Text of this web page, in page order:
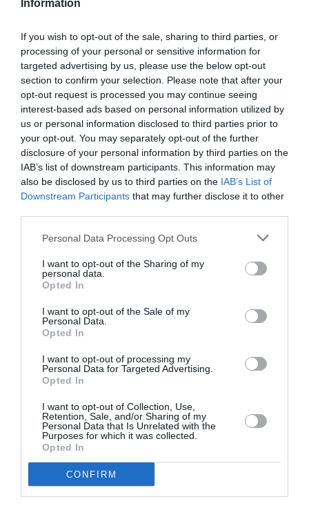
Information
If you wish to opt-out of the sale, sharing to third parties, or
processing of your personal or sensitive information for
targeted advertising by us, please use the below opt-out
section to confirm your selection. Please note that after your
opt-out request is processed you may continue seeing
interest-based ads based on personal information utilized by
us or personal information disclosed to third parties prior to
your opt-out. You may separately opt-out of the further
disclosure of your personal information by third parties on the
IAB’s list of downstream participants. This information may
also be disclosed by us to third parties on the IAB’s List of
Downstream Participants that may further disclose it to other
Personal Data Processing Opt Outs
I want to opt-out of the Sharing of my
personal data.
Opted In
I want to opt-out of the Sale of my
Personal Data.
Opted In
I want to opt-out of processing my
Personal Data for Targeted Advertising.
Opted In
I want to opt-out of Collection, Use,
Retention, Sale, and/or Sharing of my
Personal Data that Is Unrelated with the
Purposes for which it was collected.
Opted In
CONFIRM
harmoniser leur flotte ou suppriment l’A340 avec
l’arrivée des nouvelles générations de 787 ou 350,
c’est le cas de FINNAIR.
RÉPONDRE
a commenté :
25 décembre 2017 - 8 h
08 min
Bonjour, drôle de projet, pour faire du low cost on comprime
pas de connections avec l’Europe,à part du charter Tui fly et
pleine charge ? Chercher l’erreur. Où est le rentabilité ? Drôle
de projet.
Alex a commenté :
25 décembre 2017 - 17 h
14 min
RÉPONDRE
LAISSER UN COMMENTAIRE